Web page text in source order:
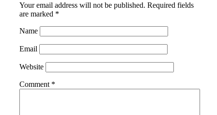
Your email address will not be published. Required fields
are marked *
Name
Email
Website
Comment *